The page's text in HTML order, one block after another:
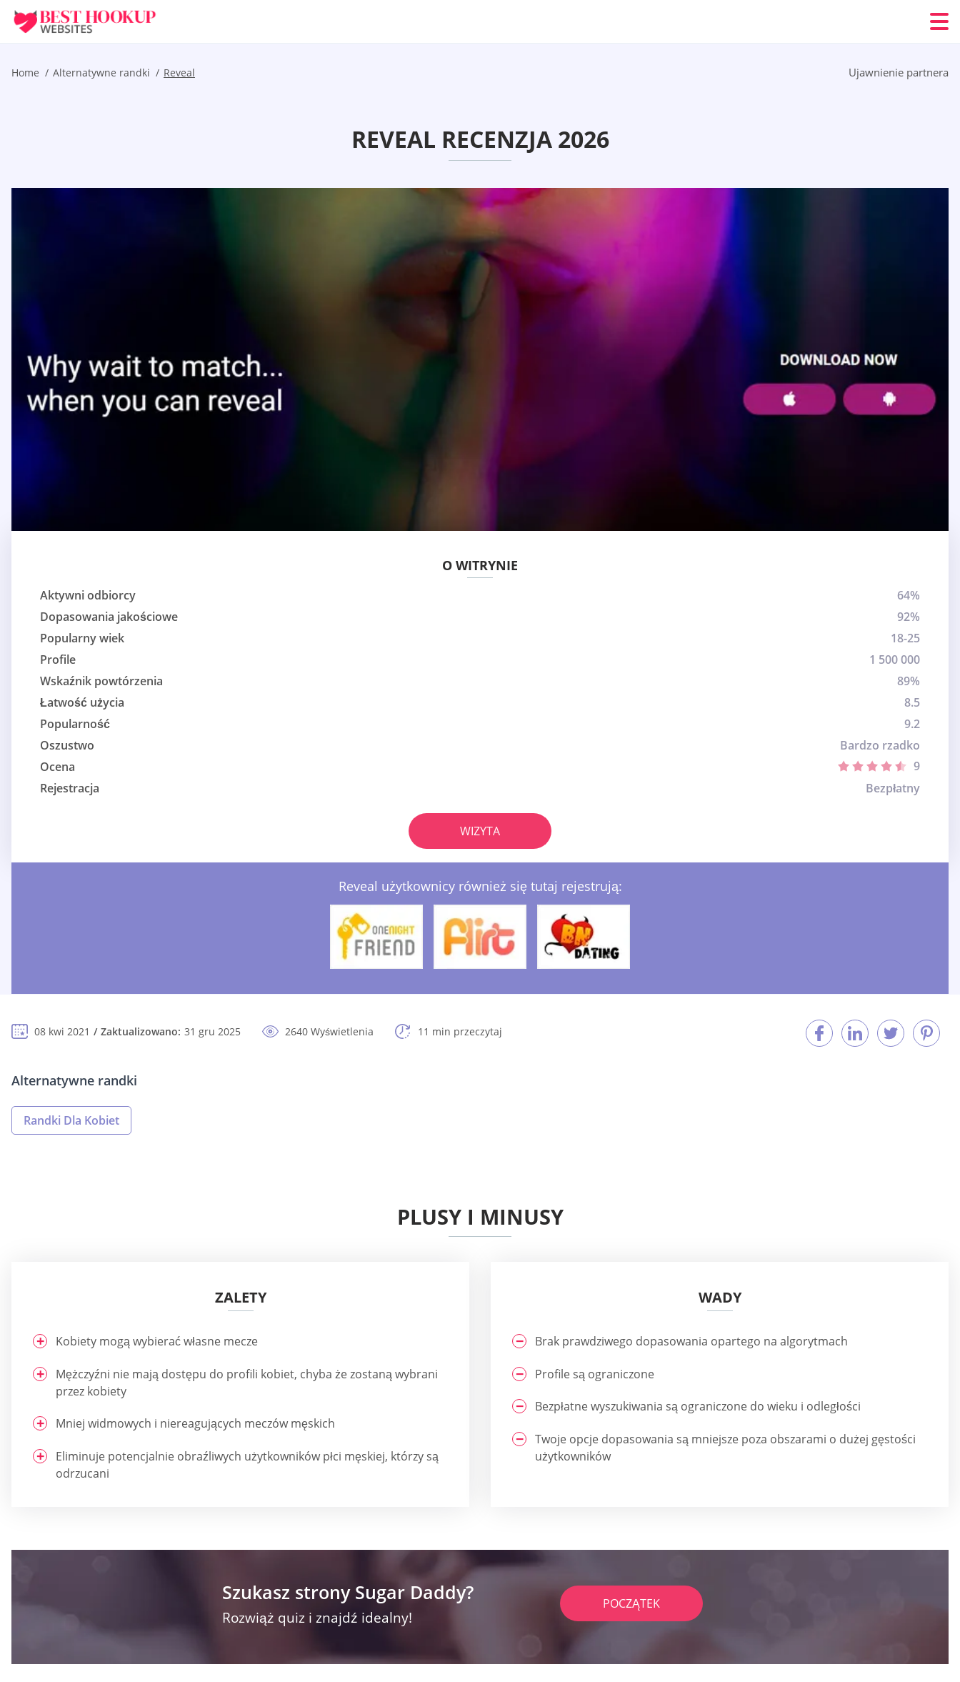
Home Alternatywne randki Reveal Ujawnienie partnera
REVEAL RECENZJA 2026
O WITRYNIE
Aktywni odbiorcy
64%
Dopasowania jakościowe
92%
Popularny wiek
18-25
Profile
1 500 000
Wskaźnik powtórzenia
89%
Łatwość użycia
8.5
Popularność
9.2
Oszustwo
Bardzo rzadko
Ocena
9
Rejestracja
Bezpłatny
WIZYTA
Reveal użytkownicy również się tutaj rejestrują:
08 kwi 2021 Zaktualizowano: 31 gru 2025 2640 Wyświetlenia 11 min przeczytaj
Alternatywne randki
Randki Dla Kobiet
PLUSY I MINUSY
ZALETY
Kobiety mogą wybierać własne mecze
Mężczyźni nie mają dostępu do profili kobiet, chyba że zostaną wybrani
przez kobiety
Mniej widmowych i niereagujących meczów męskich
Eliminuje potencjalnie obraźliwych użytkowników płci męskiej, którzy są
odrzucani
WADY
Brak prawdziwego dopasowania opartego na algorytmach
Profile są ograniczone
Bezpłatne wyszukiwania są ograniczone do wieku i odległości
Twoje opcje dopasowania są mniejsze poza obszarami o dużej gęstości
użytkowników
Szukasz strony Sugar Daddy?
Rozwiąż quiz i znajdź idealny!
POCZĄTEK